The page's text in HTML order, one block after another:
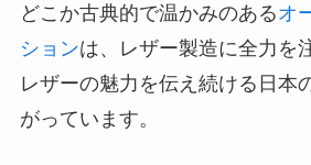
どこか古典的で温かみのあるオ
ションは、レザー製造に全力を
レザーの魅力を伝え続ける日本
がっています。